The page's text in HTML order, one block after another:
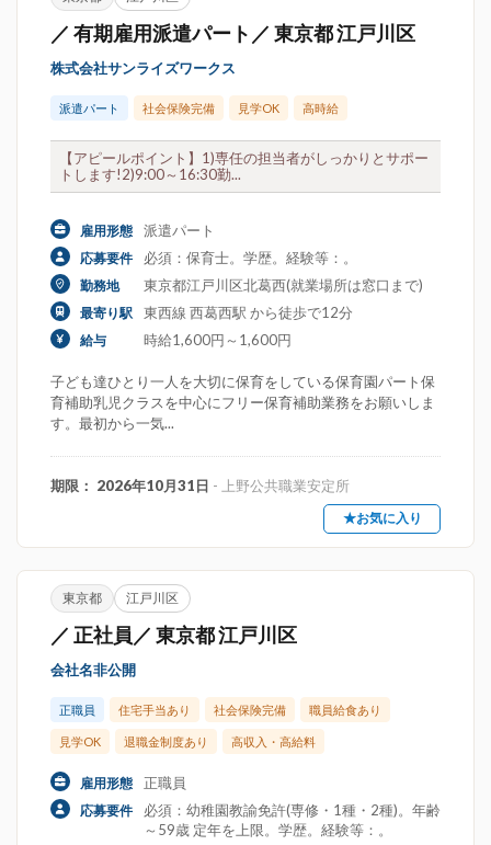
／ 有期雇用派遣パート／ 東京都 江戸川区
株式会社サンライズワークス
派遣パート 社会保険完備 見学OK 高時給
【アピールポイント】1)専任の担当者がしっかりとサポー
トします!2)9:00～16:30勤...
雇用形態 派遣パート
応募要件 必須：保育士。学歴。経験等：。
勤務地 東京都江戸川区北葛西(就業場所は窓口まで)
最寄り駅 東西線 西葛西駅 から徒歩で12分
給与 時給1,600円～1,600円
子ども達ひとり一人を大切に保育をしている保育園パート保
育補助乳児クラスを中心にフリー保育補助業務をお願いしま
す。最初から一気...
期限： 2026年10月31日 - 上野公共職業安定所
★お気に入り
東京都 江戸川区
／ 正社員／ 東京都 江戸川区
会社名非公開
正職員 住宅手当あり 社会保険完備 職員給食あり
見学OK 退職金制度あり 高収入・高給料
雇用形態 正職員
応募要件
必須：幼稚園教諭免許(専修・1種・2種)。年齢
～59歳 定年を上限。学歴。経験等：。